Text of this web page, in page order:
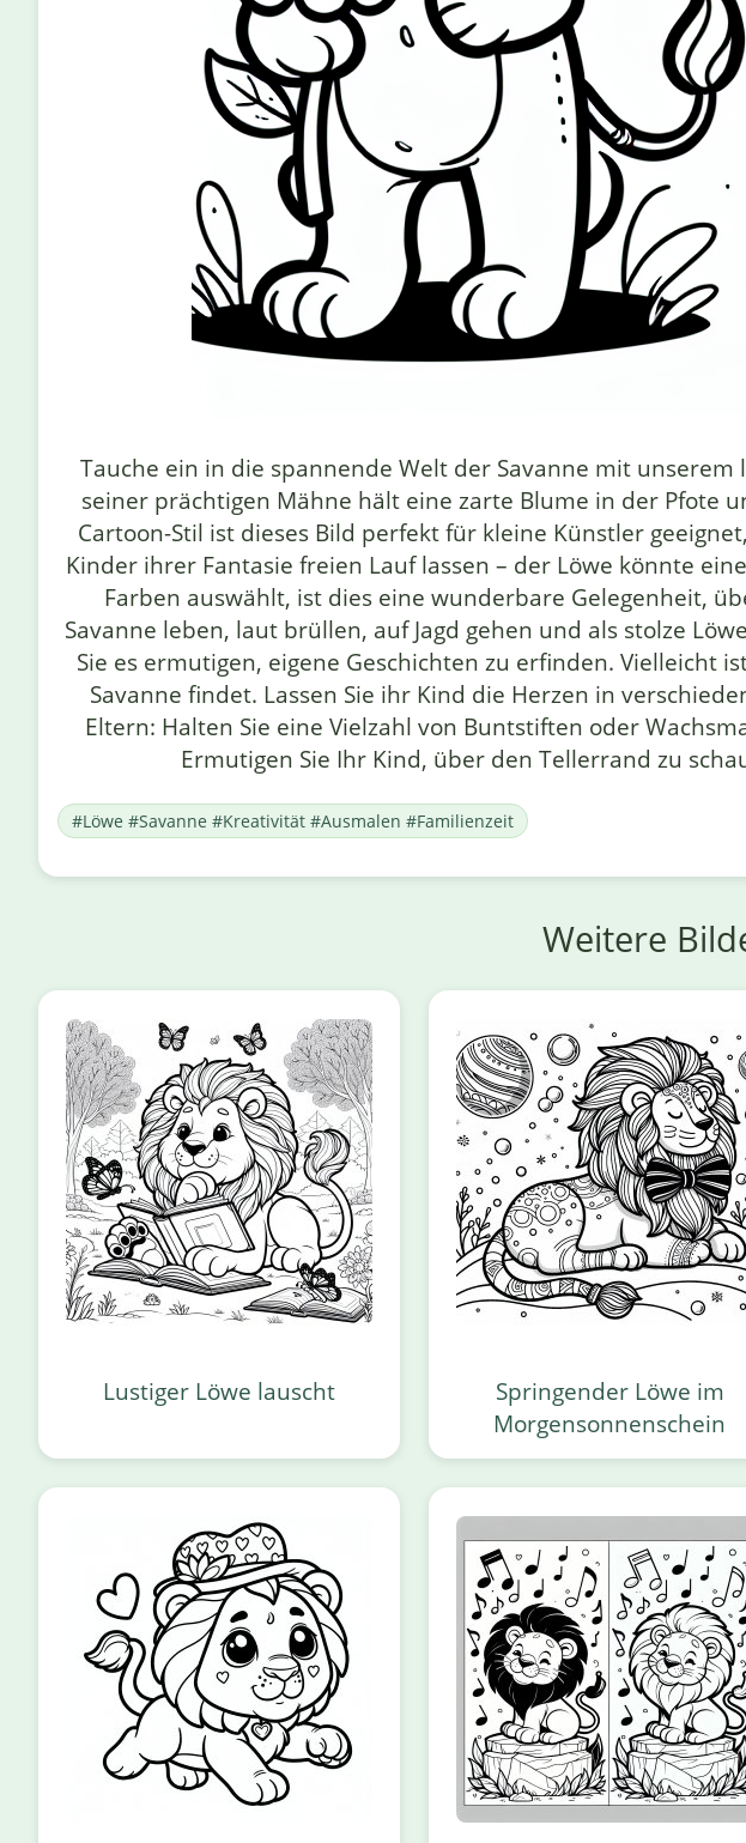
Tauche ein in die spannende Welt der Savanne mit
seiner prächtigen Mähne hält eine zarte Blume in der Pfote
Cartoon-Stil ist dieses Bild perfekt für kleine Künstler
Kinder ihrer Fantasie freien Lauf lassen – der Löwe könnte
Farben auswählt, ist dies eine wunderbare Gelegenheit,
Savanne leben, laut brüllen, auf Jagd gehen und als stolze
Sie es ermutigen, eigene Geschichten zu erfinden.
Savanne findet. Lassen Sie ihr Kind die Herzen in
Eltern: Halten Sie eine Vielzahl von Buntstiften oder
Ermutigen Sie Ihr Kind, über den Tellerrand zu
#Löwe #Savanne #Kreativität #Ausmalen #Familienzeit
Weitere
Lustiger Löwe lauscht
Springender Löwe im
Morgensonnenschein